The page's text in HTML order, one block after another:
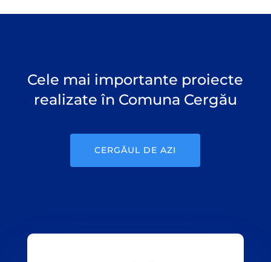
Cele mai importante proiecte
realizate în Comuna Cergău
CERGĂUL DE AZI